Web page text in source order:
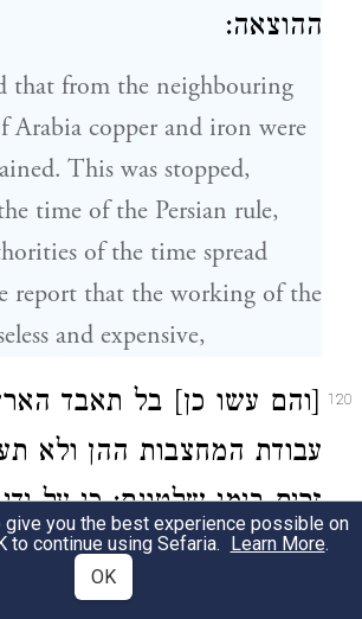
ההוצאה:
that from the neighbouring
Arabia copper and iron were
This was stopped,
time of the Persian rule,
of the time spread
report that the working of the
and expensive,
120
[והם עשו כן] בל תאבד
עבודת המחצבות ההן ולא
זרים בימי שלטונם: כי על
ההיא אשר הוציאו מנעו
התואנה לבוא אל המקומות
you the best experience possible on
to continue using Sefaria. Learn More.
OK